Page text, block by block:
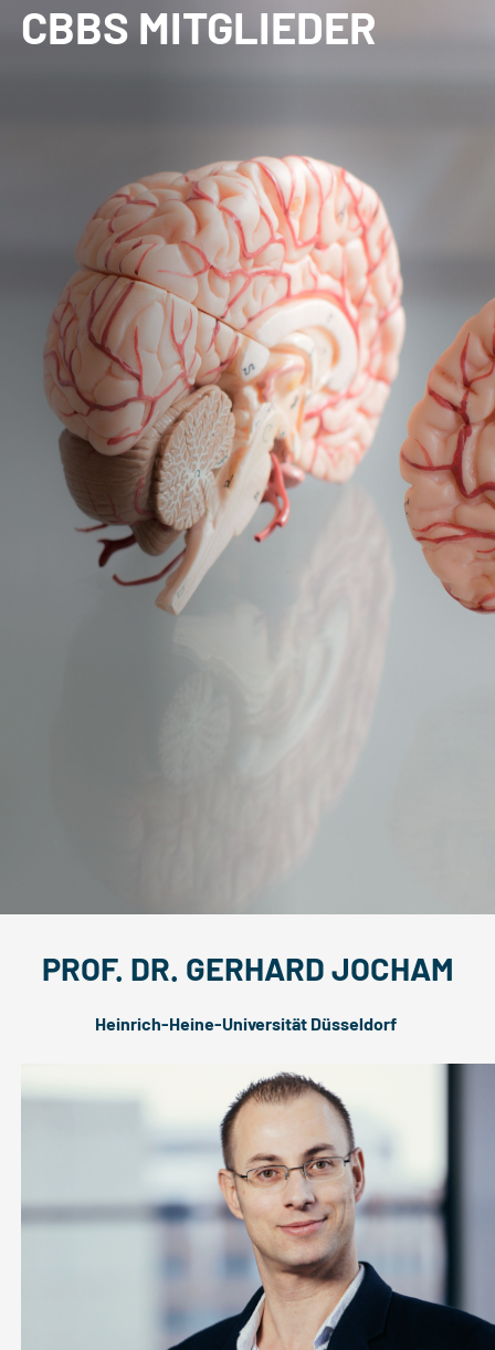
CBBS MITGLIEDER
PROF. DR. GERHARD JOCHAM
Heinrich-Heine-Universität Düsseldorf